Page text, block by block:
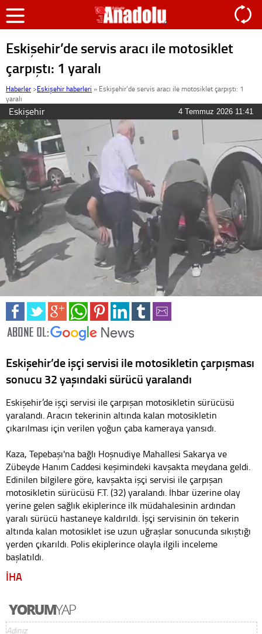
Eskişehir’de servis aracı ile motosiklet
çarpıştı: 1 yaralı
Haberler >Eskişehir haberleri » Eskişehir’de servis aracı ile motosiklet çarpıştı: 1
yaralı
Eskişehir 4 Temmuz 2026 11:41
Eskişehir’de işçi servisi ile motosikletin çarpışması
sonucu 32 yaşındaki sürücü yaralandı
Eskişehir’de işçi servisi ile çarpışan motosikletin sürücüsü
yaralandı. Aracın tekerinin altında kalan motosikletin
çıkarılması için verilen yoğun çaba kameraya yansıdı.
Kaza, Tepebaşı'na bağlı Hoşnudiye Mahallesi Sakarya ve
Zübeyde Hanım Caddesi keşimindeki kavşakta meydana geldi.
Edinilen bilgilere göre, kavşakta işçi servisi ile çarpışan
motosikletin sürücüsü F.T. (32) yaralandı. İhbar üzerine olay
yerine gelen sağlık ekiplerince ilk müdahalesinin ardından
yaralı sürücü hastaneye kaldırıldı. İşçi servisinin ön tekerin
altında kalan motosiklet ise uzun uğraşlar sonucunda sıkıştığı
yerden çıkarıldı. Polis ekiplerince olayla ilgili inceleme
başlatıldı.
İHA